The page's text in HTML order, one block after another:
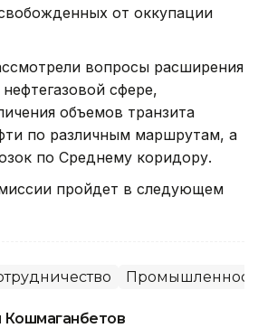
от оккупации
вопросы расширения
сфере,
объемов транзита
по различным маршрутам, а
по Среднему коридору.
пройдет в следующем
Кошмаганбетов